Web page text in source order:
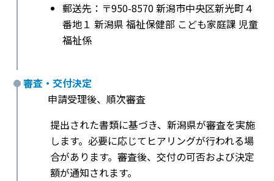
郵送先：〒950-8570 新潟市中央区新光町４
番地１ 新潟県 福祉保健部 こども家庭課 児童
福祉係
審査・交付決定
申請受理後、順次審査
提出された書類に基づき、新潟県が審査を実施
します。必要に応じてヒアリングが行われる場
合があります。審査後、交付の可否および決定
額が通知されます。